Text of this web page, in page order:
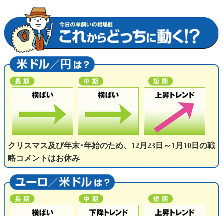
クリスマス及び年末･年始のため、12月23日～1月10日の戦
略コメントはお休み